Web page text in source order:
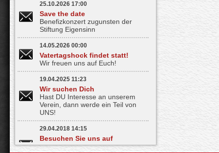
25.10.2026 17:00
Save the date
Benefizkonzert zugunsten der
Stiftung Eigensinn
14.05.2026 00:00
Vatertagshock findet statt!
Wir freuen uns auf Euch!
19.04.2025 11:23
Wir suchen Dich
Hast DU Interesse an unserem
Verein, dann werde ein Teil von
UNS!
29.04.2018 14:15
Besuchen Sie uns auf
Facebook